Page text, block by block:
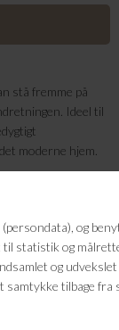
stå fremme på
Ideel til
moderne hjem.